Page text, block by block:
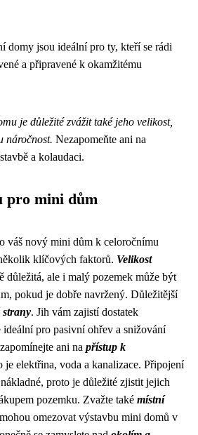
domy jsou ideální pro ty, kteří se rádi
a připravené k okamžitému
je důležité zvážit také jeho velikost,
náročnost. Nezapomeňte ani na
a kolaudaci.
pro mini dům
váš nový mini dům k celoročnímu
klíčových faktorů. Velikost
důležitá, ale i malý pozemek může být
pokud je dobře navržený. Důležitější
strany. Jih vám zajistí dostatek
pro pasivní ohřev a snižování
ani na přístup k
je elektřina, voda a kanalizace. Připojení
proto je důležité zjistit jejich
pozemku. Zvažte také místní
omezovat výstavbu mini domů v